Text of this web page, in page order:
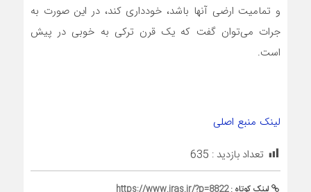
و تمامیت ارضی آنها باشد، خودداری کند، در این صورت به
جرات‌‌‌ می‌توان گفت که یک قرن ترکی به خوبی در پیش
است.
لینک منبع اصلی
تعداد بازدید : 635